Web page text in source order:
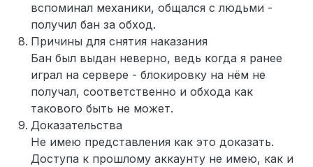
вспоминал механики, общался с людьми -
получил бан за обход.
Причины для снятия наказания
Бан был выдан неверно, ведь когда я ранее
играл на сервере - блокировку на нём не
получал, соответственно и обхода как
такового быть не может.
Доказательства
Не имею представления как это доказать.
Доступа к прошлому аккаунту не имею, как и